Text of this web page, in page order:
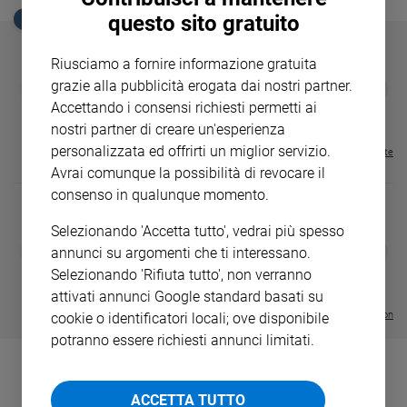
Ambiente
e
Volontariato
Diversità
inclusione
spettacoli
EDICOLA SAN PAOLO
GBABY
€ 34,80
FAMIGLIA CRISTIANA
€ 104,00
GBABY
Visualizza tutte le riviste
LE GRANDI BASILICHE ITALIANE
- VOL DA 1 AL 5
€ 64,50
DIARIO G 2026-27
€ 8,90
- € 8,90
Visualizza tutte le collection
questo sito gratuito
Riusciamo a fornire informazione gratuita
grazie alla pubblicità erogata dai nostri partner.
Accettando i consensi richiesti permetti ai
nostri partner di creare un'esperienza
personalizzata ed offrirti un miglior servizio.
Avrai comunque la possibilità di revocare il
consenso in qualunque momento.
Selezionando 'Accetta tutto', vedrai più spesso
annunci su argomenti che ti interessano.
Selezionando 'Rifiuta tutto', non verranno
attivati annunci Google standard basati su
cookie o identificatori locali; ove disponibile
potranno essere richiesti annunci limitati.
ACCETTA TUTTO